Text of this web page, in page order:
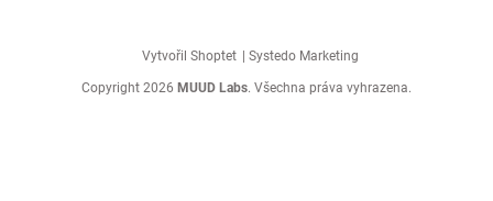
Vytvořil Shoptet | Systedo Marketing
Copyright 2026 MUUD Labs. Všechna práva vyhrazena.